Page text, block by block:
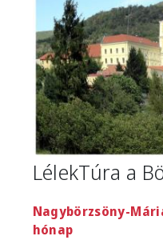
LélekTúra a
Nagybörzsöny-
hónap